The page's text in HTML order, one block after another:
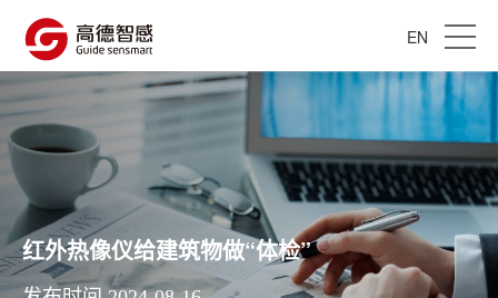
EN
红外热像仪给建筑物做“体检”